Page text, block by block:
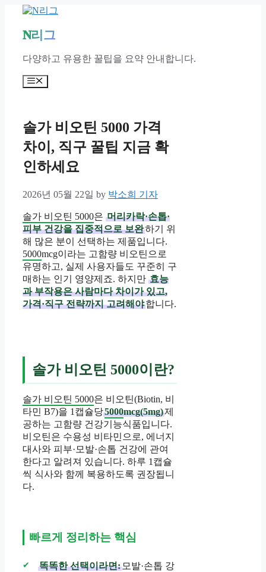
contentN리그
다양하고 유용한 꿀팁을 요약 안내합니다.
Menu
솔가 비오틴 5000 가격
차이, 직구 꿀팁 지금 확
인하세요
2026년 05월 22일 by 박소희 기자
솔가 비오틴 5000은 머리카락·손톱·
피부 건강을 집중적으로 보완하기 위
해 많은 분이 선택하는 제품입니다.
5000mcg이라는 고함량 비오틴으로
유명하고, 실제 사용자들도 꾸준히 구
매하는 인기 영양제죠. 하지만 효능
과 부작용은 사람마다 차이가 있고,
가격·직구 전략까지 고려해야합니다.
솔가 비오틴 5000이란?
솔가 비오틴 5000은 비오틴(Biotin, 비
타민 B7)을 1캡슐당5000mcg(5mg)제
공하는 고함량 건강기능식품입니다.
비오틴은 수용성 비타민으로, 에너지
대사와 피부·모발·손톱 건강에 관여
한다고 알려져 있습니다. 하루 1캡슐
씩 식사와 함께 복용하도록 권장됩니
다.
빠르게 정리하는 핵심
똑똑한 선택이라면: 모발·손톱 강